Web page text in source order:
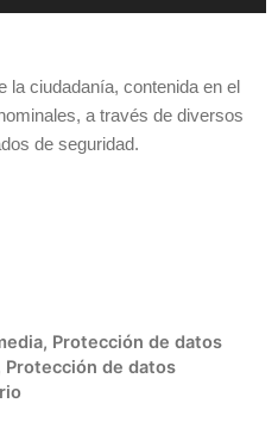
la ciudadanía, contenida en el
a través de diversos
de seguridad.
, Protección de datos
Protección de datos